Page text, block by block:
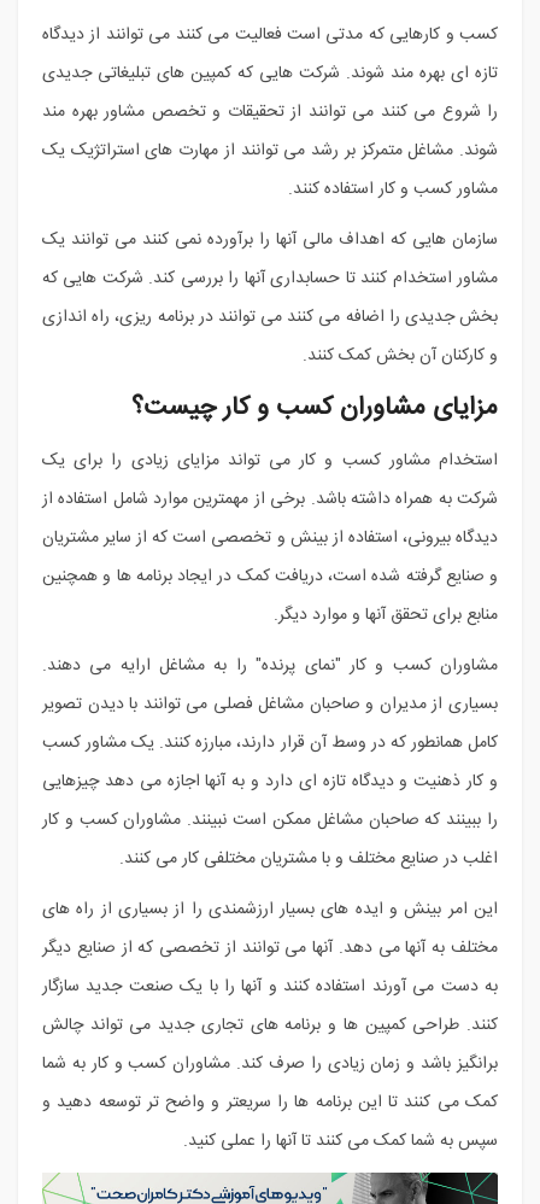
کسب و کارهایی که مدتی است فعالیت می کنند می توانند از دیدگاه
تازه ای بهره مند شوند. شرکت هایی که کمپین های تبلیغاتی جدیدی
را شروع می کنند می توانند از تحقیقات و تخصص مشاور بهره مند
شوند. مشاغل متمرکز بر رشد می توانند از مهارت های استراتژیک یک
مشاور کسب و کار استفاده کنند.
سازمان هایی که اهداف مالی آنها را برآورده نمی کنند می توانند یک
مشاور استخدام کنند تا حسابداری آنها را بررسی کند. شرکت هایی که
بخش جدیدی را اضافه می کنند می توانند در برنامه ریزی، راه اندازی
و کارکنان آن بخش کمک کنند.
مزایای مشاوران کسب و کار چیست؟
استخدام مشاور کسب و کار می تواند مزایای زیادی را برای یک
شرکت به همراه داشته باشد. برخی از مهمترین موارد شامل استفاده از
دیدگاه بیرونی، استفاده از بینش و تخصصی است که از سایر مشتریان
و صنایع گرفته شده است، دریافت کمک در ایجاد برنامه ها و همچنین
منابع برای تحقق آنها و موارد دیگر.
مشاوران کسب و کار "نمای پرنده" را به مشاغل ارایه می دهند.
بسیاری از مدیران و صاحبان مشاغل فصلی می توانند با دیدن تصویر
کامل همانطور که در وسط آن قرار دارند، مبارزه کنند. یک مشاور کسب
و کار ذهنیت و دیدگاه تازه ای دارد و به آنها اجازه می دهد چیزهایی
را ببینند که صاحبان مشاغل ممکن است نبینند. مشاوران کسب و کار
اغلب در صنایع مختلف و با مشتریان مختلفی کار می کنند.
این امر بینش و ایده های بسیار ارزشمندی را از بسیاری از راه های
مختلف به آنها می دهد. آنها می توانند از تخصصی که از صنایع دیگر
به دست می آورند استفاده کنند و آنها را با یک صنعت جدید سازگار
کنند. طراحی کمپین ها و برنامه های تجاری جدید می تواند چالش
برانگیز باشد و زمان زیادی را صرف کند. مشاوران کسب و کار به شما
کمک می کنند تا این برنامه ها را سریعتر و واضح تر توسعه دهید و
سپس به شما کمک می کنند تا آنها را عملی کنید.